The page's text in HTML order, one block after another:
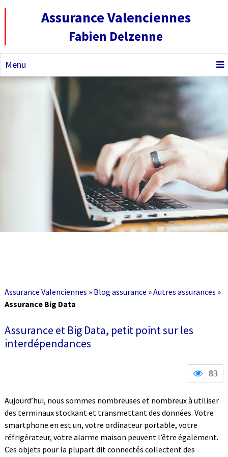
Assurance Valenciennes
Fabien Delzenne
Menu
Assurance Valenciennes » Blog assurance »Autres assurances »
Assurance Big Data
Assurance et Big Data, petit point sur les
interdépendances
83
Aujourd’hui, nous sommes nombreuses et nombreux à utiliser
des terminaux stockant et transmettant des données. Votre
smartphone en est un, votre ordinateur portable, votre
réfrigérateur, votre alarme maison peuvent l’être également.
Ces objets pour la plupart dit connectés collectent des